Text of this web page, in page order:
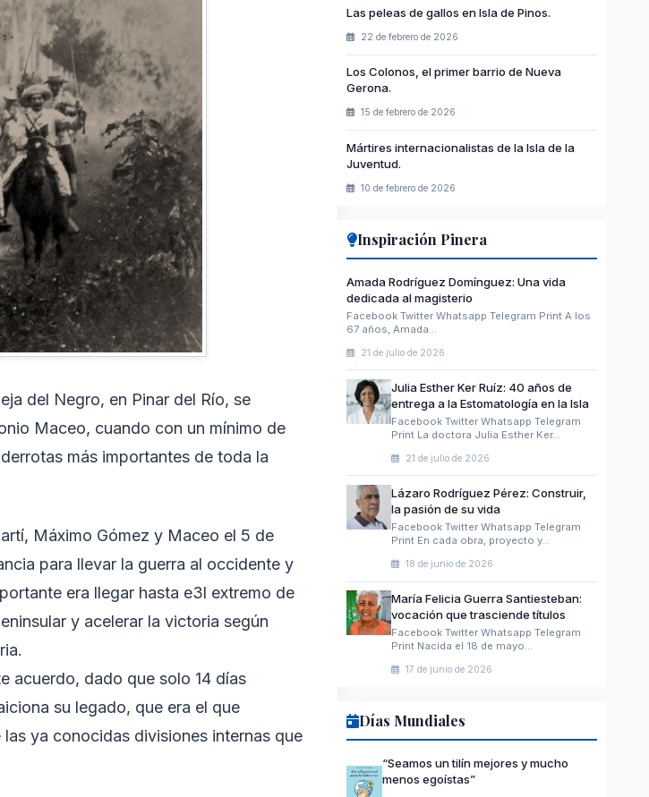
del Negro, en Pinar del Río, se
Maceo, cuando con un mínimo de
más importantes de toda la
Máximo Gómez y Maceo el 5 de
para llevar la guerra al occidente y
era llegar hasta e3l extremo de
y acelerar la victoria según
acuerdo, dado que solo 14 días
su legado, que era el que
ya conocidas divisiones internas que
Las peleas de gallos en Isla de Pinos.
22 de febrero de 2026
Los Colonos, el primer barrio de Nueva
Gerona.
15 de febrero de 2026
Mártires internacionalistas de la Isla de la
Juventud.
10 de febrero de 2026
Inspiración Pinera
Amada Rodríguez Domínguez: Una vida
dedicada al magisterio
Facebook Twitter Whatsapp Telegram Print A los
67 años, Amada…
21 de julio de 2026
Julia Esther Ker Ruíz: 40 años de
entrega a la Estomatología en la Isla
Facebook Twitter Whatsapp Telegram
Print La doctora Julia Esther Ker…
21 de julio de 2026
Lázaro Rodríguez Pérez: Construir,
la pasión de su vida
Facebook Twitter Whatsapp Telegram
Print En cada obra, proyecto y…
18 de junio de 2026
María Felicia Guerra Santiesteban:
vocación que trasciende títulos
Facebook Twitter Whatsapp Telegram
Print Nacida el 18 de mayo…
17 de junio de 2026
Días Mundiales
“Seamos un tilín mejores y mucho
menos egoístas”